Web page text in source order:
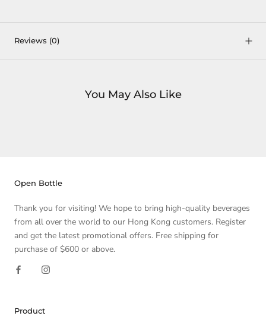
Reviews (0)
You May Also Like
Open Bottle
Thank you for visiting! We hope to bring high-quality beverages
from all over the world to our Hong Kong customers. Register
and get the latest promotional offers. Free shipping for
purchase of $600 or above.
Product